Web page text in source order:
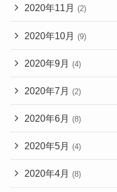
2020年11月 (2)
2020年10月 (9)
2020年9月 (4)
2020年7月 (2)
2020年6月 (8)
2020年5月 (4)
2020年4月 (8)